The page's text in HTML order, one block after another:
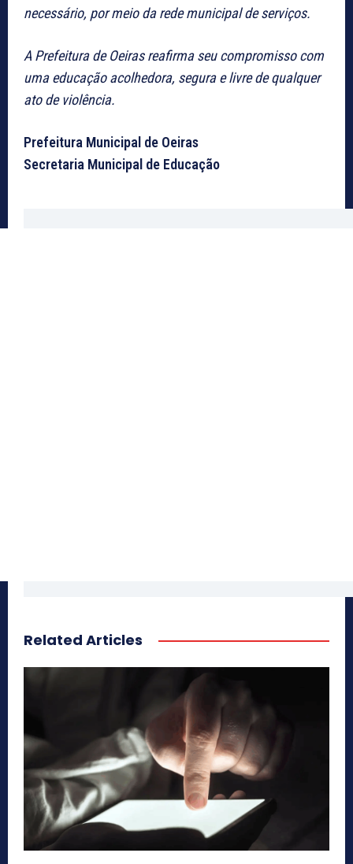
necessário, por meio da rede municipal de serviços.
A Prefeitura de Oeiras reafirma seu compromisso com
uma educação acolhedora, segura e livre de qualquer
ato de violência.
Prefeitura Municipal de Oeiras
Secretaria Municipal de Educação
Related Articles